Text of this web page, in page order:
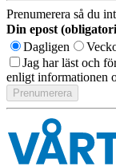
Prenumerera så du
Din epost
Dagligen
Jag har läst och
enligt informationen